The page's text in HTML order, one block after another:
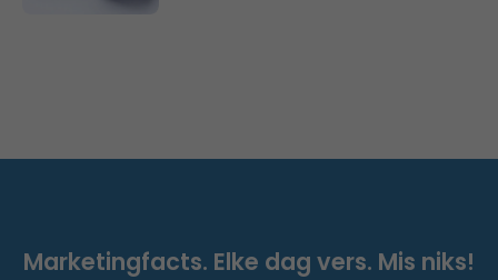
Marketingfacts. Elke dag vers. Mis niks!